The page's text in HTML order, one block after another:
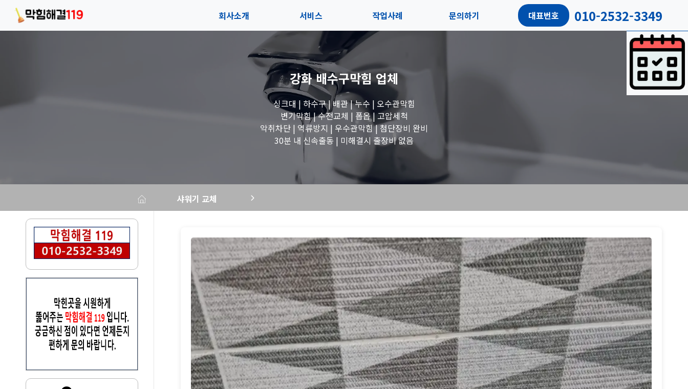
회사소개 서비스
솔루션
블로그
작업사례
세면대 작업
변기 작업
욕조 작업
하수구 작업
문의하기 대표번호 010-2532-3349
강화 배수구막힘업체
싱크대 | 하수구 | 배관 | 누수 | 오수관막힘
변기막힘 | 수전교체 | 폽옵 | 고압세척
악취차단 | 역류방지 | 우수관막힘 | 첨단장비 완비
30분 내 신속출동 | 미해결시 출장비 없음
샤워기 교체